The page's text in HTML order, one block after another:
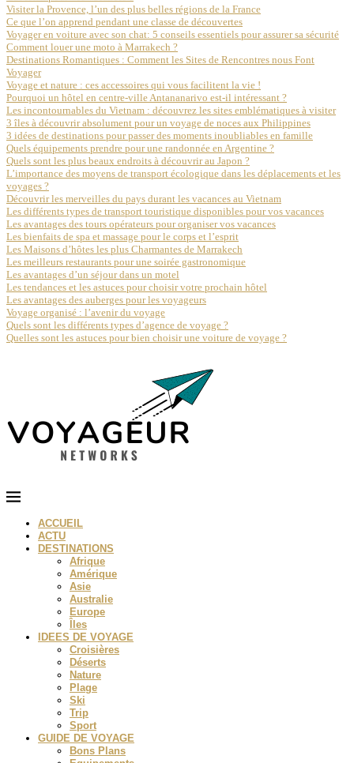
Visiter la Provence, l’un des plus belles régions de la France
Ce que l’on apprend pendant une classe de découvertes
Voyager en voiture avec son chat: 5 conseils essentiels pour assurer sa sécurité
Comment louer une moto à Marrakech ?
Destinations Romantiques : Comment les Sites de Rencontres nous Font
Voyager
Voyage et nature : ces accessoires qui vous facilitent la vie !
Pourquoi un hôtel en centre-ville Antananarivo est-il intéressant ?
Les incontournables du Vietnam : découvrez les sites emblématiques à visiter
3 îles à découvrir absolument pour un voyage de noces aux Philippines
3 idées de destinations pour passer des moments inoubliables en famille
Quels équipements prendre pour une randonnée en Argentine ?
Quels sont les plus beaux endroits à découvrir au Japon ?
L’importance des moyens de transport écologique dans les déplacements et les
voyages ?
Découvrir les merveilles du pays durant les vacances au Vietnam
Les différents types de transport touristique disponibles pour vos vacances
Les avantages des tours opérateurs pour organiser vos vacances
Les bienfaits de spa et massage pour le corps et l’esprit
Les Maisons d’hôtes les plus Charmantes de Marrakech
Les meilleurs restaurants pour une soirée gastronomique
Les avantages d’un séjour dans un motel
Les tendances et les astuces pour choisir votre prochain hôtel
Les avantages des auberges pour les voyageurs
Voyage organisé : l’avenir du voyage
Quels sont les différents types d’agence de voyage ?
Quelles sont les astuces pour bien choisir une voiture de voyage ?
ACCUEIL
ACTU
DESTINATIONS
Afrique
Amérique
Asie
Australie
Europe
Îles
IDEES DE VOYAGE
Croisières
Déserts
Nature
Plage
Ski
Trip
Sport
GUIDE DE VOYAGE
Bons Plans